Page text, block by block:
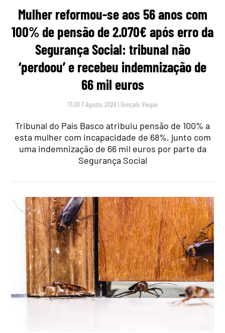
Mulher reformou-se aos 56 anos com
100% de pensão de 2.070€ após erro da
Segurança Social: tribunal não
‘perdoou’ e recebeu indemnização de
66 mil euros
17:30 7 Agosto, 2026 | Gonçalo Viegas
Tribunal do País Basco atribuiu pensão de 100% a
esta mulher com incapacidade de 68%, junto com
uma indemnização de 66 mil euros por parte da
Segurança Social